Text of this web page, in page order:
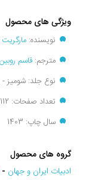
ویژگی های محصول
نویسنده:
مترجم: قاسم روبین
نوع جلد: شومیز -
تعداد صفحات: 112
سال چاپ: 1403
گروه های محصول
ادبيات ايران و جهان -